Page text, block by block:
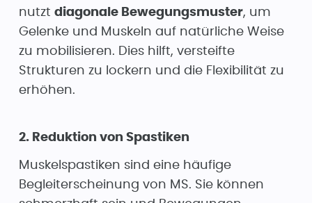
nutzt diagonale Bewegungsmuster, um
Gelenke und Muskeln auf natürliche Weise
zu mobilisieren. Dies hilft, versteifte
Strukturen zu lockern und die Flexibilität zu
erhöhen.
2. Reduktion von Spastiken
Muskelspastiken sind eine häufige
Begleiterscheinung von MS. Sie können